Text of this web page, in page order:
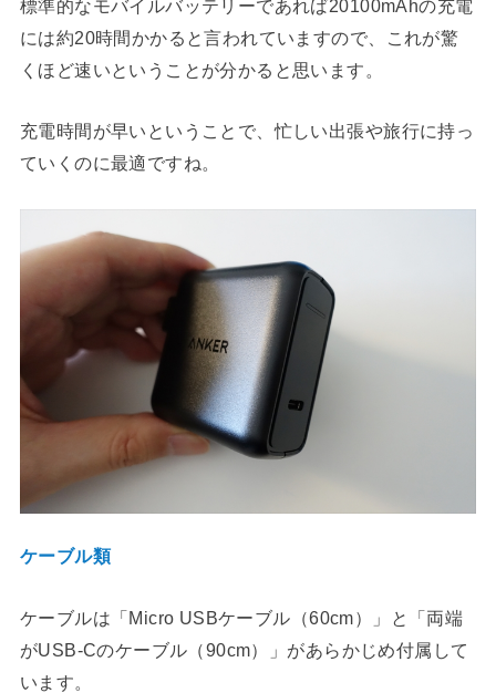
標準的なモバイルバッテリーであれば20100mAhの充電
には約20時間かかると言われていますので、これが驚
くほど速いということが分かると思います。
充電時間が早いということで、忙しい出張や旅行に持っ
ていくのに最適ですね。
ケーブル類
ケーブルは「Micro USBケーブル（60cm）」と「両端
がUSB-Cのケーブル（90cm）」があらかじめ付属して
います。